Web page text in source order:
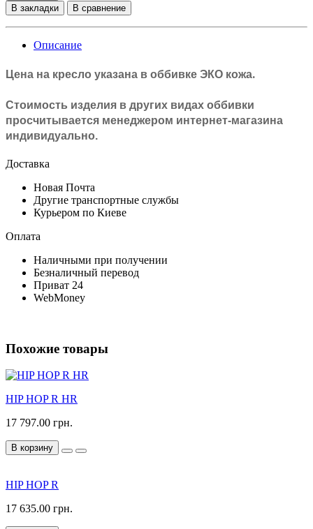
В закладки
В сравнение
Описание
Цена на кресло указана в оббивке ЭКО кожа.
Стоимость изделия в других видах оббивки
просчитывается менеджером интернет-магазина
индивидуально.
Доставка
Новая Почта
Другие транспортные службы
Курьером по Киеве
Оплата
Наличными при получении
Безналичный перевод
Приват 24
WebMoney
Похожие товары
HIP HOP R HR
17 797.00 грн.
В корзину
HIP HOP R
17 635.00 грн.